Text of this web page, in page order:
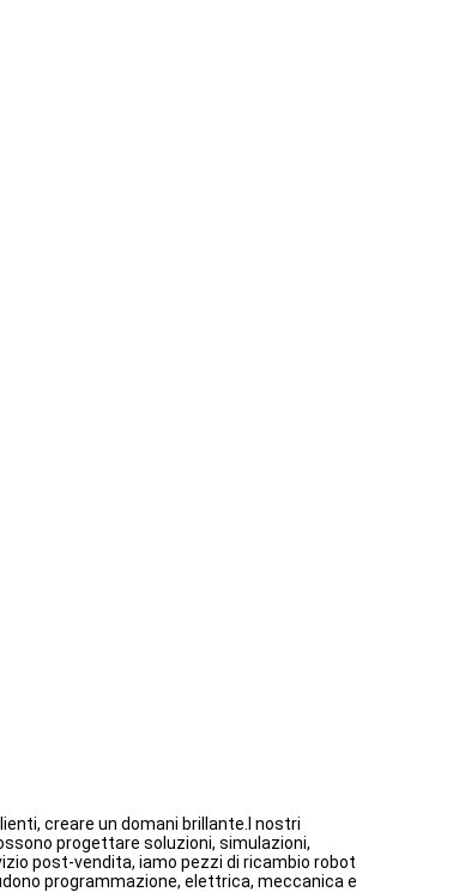
creare un domani brillante.I nostri
progettare soluzioni, simulazioni,
post-vendita, iamo pezzi di ricambio robot
programmazione, elettrica, meccanica e